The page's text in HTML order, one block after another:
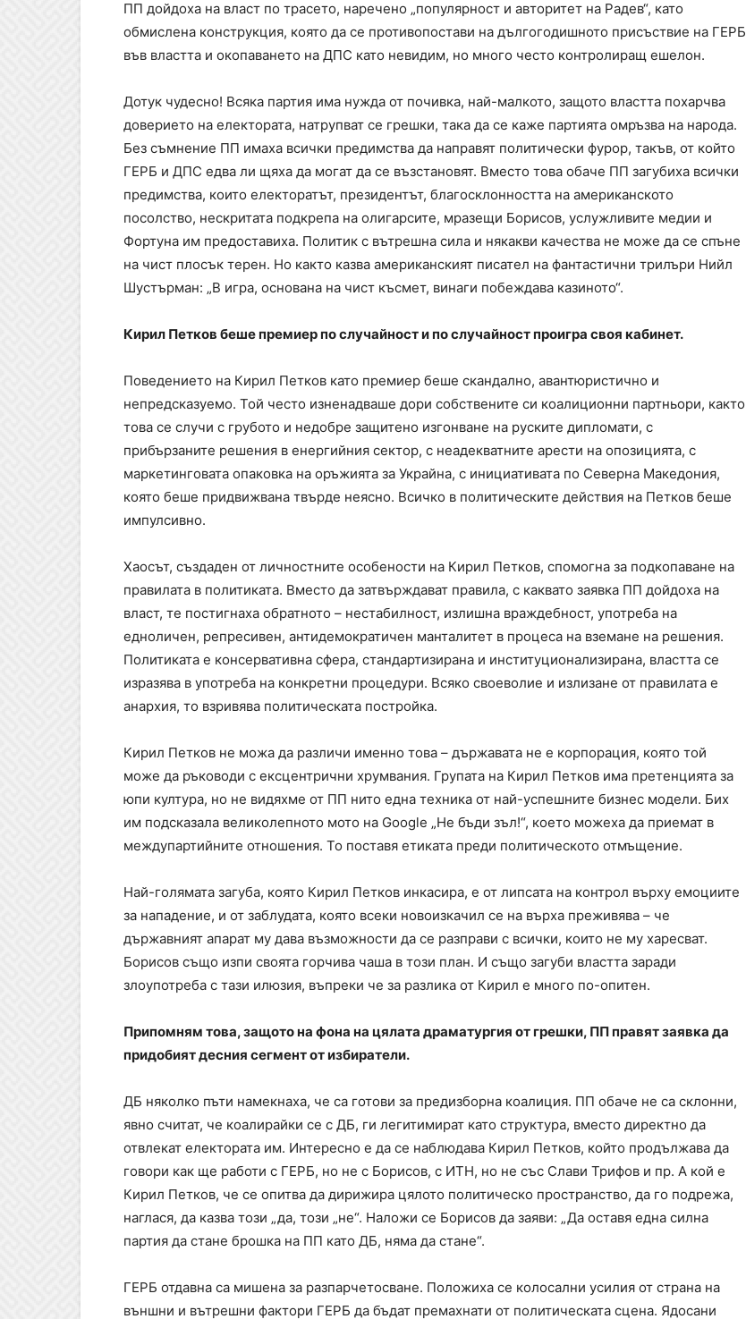
ПП дойдоха на власт по трасето, наречено „популярност и авторитет на Радев“, като
обмислена конструкция, която да се противопостави на дългогодишното присъствие на ГЕРБ
във властта и окопаването на ДПС като невидим, но много често контролиращ ешелон.
Дотук чудесно! Всяка партия има нужда от почивка, най-малкото, защото властта похарчва
доверието на електората, натрупват се грешки, така да се каже партията омръзва на народа.
Без съмнение ПП имаха всички предимства да направят политически фурор, такъв, от който
ГЕРБ и ДПС едва ли щяха да могат да се възстановят. Вместо това обаче ПП загубиха всички
предимства, които електоратът, президентът, благосклонността на американското
посолство, нескритата подкрепа на олигарсите, мразещи Борисов, услужливите медии и
Фортуна им предоставиха. Политик с вътрешна сила и някакви качества не може да се спъне
на чист плосък терен. Но както казва американският писател на фантастични трилъри Нийл
Шустърман: „В игра, основана на чист късмет, винаги побеждава казиното“.
Кирил Петков беше премиер по случайност и по случайност проигра своя кабинет.
Поведението на Кирил Петков като премиер беше скандално, авантюристично и
непредсказуемо. Той често изненадваше дори собствените си коалиционни партньори, както
това се случи с грубото и недобре защитено изгонване на руските дипломати, с
прибързаните решения в енергийния сектор, с неадекватните арести на опозицията, с
маркетинговата опаковка на оръжията за Украйна, с инициативата по Северна Македония,
която беше придвижвана твърде неясно. Всичко в политическите действия на Петков беше
импулсивно.
Хаосът, създаден от личностните особености на Кирил Петков, спомогна за подкопаване на
правилата в политиката. Вместо да затвърждават правила, с каквато заявка ПП дойдоха на
власт, те постигнаха обратното – нестабилност, излишна враждебност, употреба на
едноличен, репресивен, антидемократичен манталитет в процеса на вземане на решения.
Политиката е консервативна сфера, стандартизирана и институционализирана, властта се
изразява в употреба на конкретни процедури. Всяко своеволие и излизане от правилата е
анархия, то взривява политическата постройка.
Кирил Петков не можа да различи именно това – държавата не е корпорация, която той
може да ръководи с ексцентрични хрумвания. Групата на Кирил Петков има претенцията за
юпи култура, но не видяхме от ПП нито една техника от най-успешните бизнес модели. Бих
им подсказала великолепното мото на Google „Не бъди зъл!“, което можеха да приемат в
междупартийните отношения. То поставя етиката преди политическото отмъщение.
Най-голямата загуба, която Кирил Петков инкасира, е от липсата на контрол върху емоциите
за нападение, и от заблудата, която всеки новоизкачил се на върха преживява – че
държавният апарат му дава възможности да се разправи с всички, които не му харесват.
Борисов също изпи своята горчива чаша в този план. И също загуби властта заради
злоупотреба с тази илюзия, въпреки че за разлика от Кирил е много по-опитен.
Припомням това, защото на фона на цялата драматургия от грешки, ПП правят заявка да
придобият десния сегмент от избиратели.
ДБ няколко пъти намекнаха, че са готови за предизборна коалиция. ПП обаче не са склонни,
явно считат, че коалирайки се с ДБ, ги легитимират като структура, вместо директно да
отвлекат електората им. Интересно е да се наблюдава Кирил Петков, който продължава да
говори как ще работи с ГЕРБ, но не с Борисов, с ИТН, но не със Слави Трифов и пр. А кой е
Кирил Петков, че се опитва да дирижира цялото политическо пространство, да го подрежа,
наглася, да казва този „да, този „не“. Наложи се Борисов да заяви: „Да оставя една силна
партия да стане брошка на ПП като ДБ, няма да стане“.
ГЕРБ отдавна са мишена за разпарчетосване. Положиха се колосални усилия от страна на
външни и вътрешни фактори ГЕРБ да бъдат премахнати от политическата сцена. Ядосани